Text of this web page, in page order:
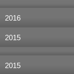
2016
2015
2015